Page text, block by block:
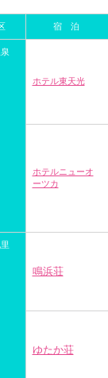
宿 泊
ホテル東天光
ホテルニューオ
ーツカ
鳴浜荘
ゆたか荘